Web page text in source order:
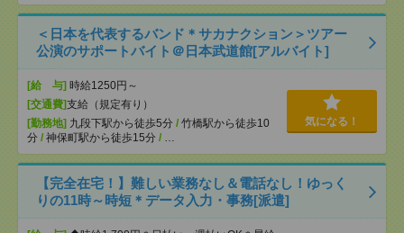
＜日本を代表するバンド＊サカナクション＞ツアー
公演のサポートバイト＠日本武道館[アルバイト]
[給 与] 時給1250円～
[交通費]支給（規定有り）
[勤務地] 九段下駅から徒歩5分 / 竹橋駅から徒歩10
分 / 神保町駅から徒歩15分 / …
気になる！
【完全在宅！】難しい業務なし＆電話なし！ゆっく
りの11時～時短＊データ入力・事務[派遣]